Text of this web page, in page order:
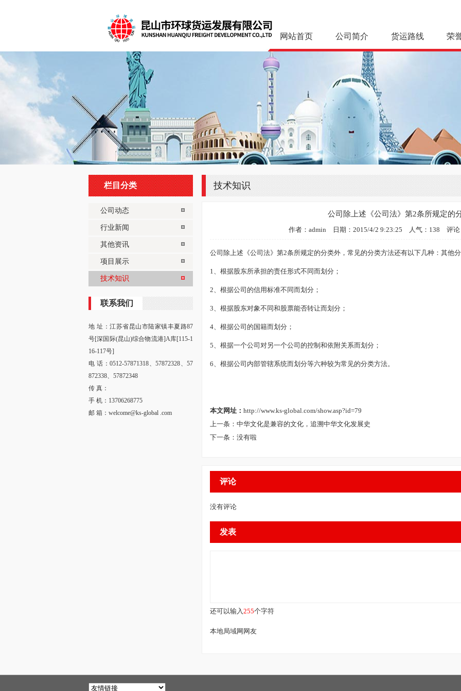
网站首页 公司简介 货运路线 荣
栏目分类
公司动态
行业新闻
其他资讯
项目展示
技术知识
联系我们
地 址：江苏省昆山市陆家镇丰夏路87
号[深国际(昆山)综合物流港]A库[115-1
16-117号]
电 话：0512-57871318、57872328、57
872338、57872348
传 真：
手 机：13706268775
邮 箱：welcome@ks-global .com
技术知识
公司除上述《公司法》第2条所规定的
作者：admin 日期：2015/4/2 9:23:25 人气： 138 评论
公司除上述《公司法》第2条所规定的分类外，常见的分类方法还有以下几种：其他
1、根据股东所承担的责任形式不同而划分；
2、根据公司的信用标准不同而划分；
3、根据股东对象不同和股票能否转让而划分；
4、根据公司的国籍而划分；
5、根据一个公司对另一个公司的控制和依附关系而划分；
6、根据公司内部管辖系统而划分等六种较为常见的分类方法。
本文网址： http://www.ks-global.com/show.asp?id=79
上一条： 中华文化是兼容的文化，追溯中华文化发展史
下一条：没有啦
评论
没有评论
发表
还可以输入255个字符
本地局域网网友